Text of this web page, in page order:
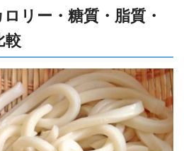
リー・糖質・脂質・
較